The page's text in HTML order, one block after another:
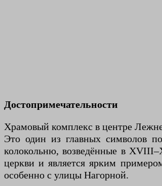
Достопримечательности
Храмовый комплекс в центре
Это один из главных символов
колокольню, возведённые в
церкви и является ярким
особенно с улицы Нагорной.